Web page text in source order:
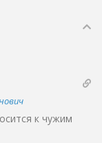
к чужим